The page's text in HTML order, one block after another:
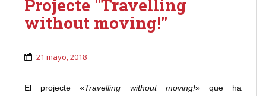
Projecte "Travelling
without moving!"
21 mayo, 2018
El projecte «Travelling without moving!» que ha